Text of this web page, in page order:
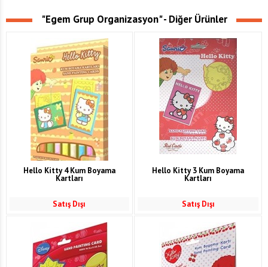
"Egem Grup Organizasyon" - Diğer Ürünler
Hello Kitty 4 Kum Boyama
Kartları
Satış Dışı
Hello Kitty 3 Kum Boyama
Kartları
Satış Dışı